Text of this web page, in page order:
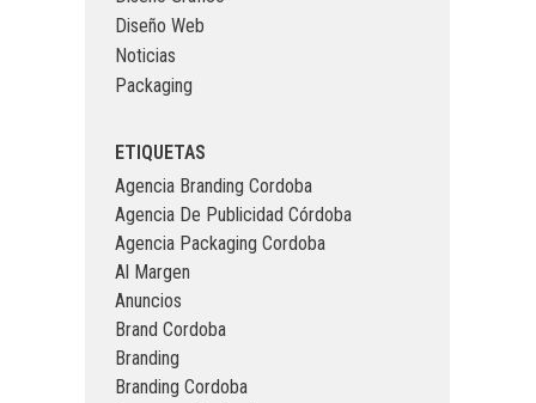
Diseño Web
Noticias
Packaging
ETIQUETAS
Agencia Branding Cordoba
Agencia De Publicidad Córdoba
Agencia Packaging Cordoba
Al Margen
Anuncios
Brand Cordoba
Branding
Branding Cordoba